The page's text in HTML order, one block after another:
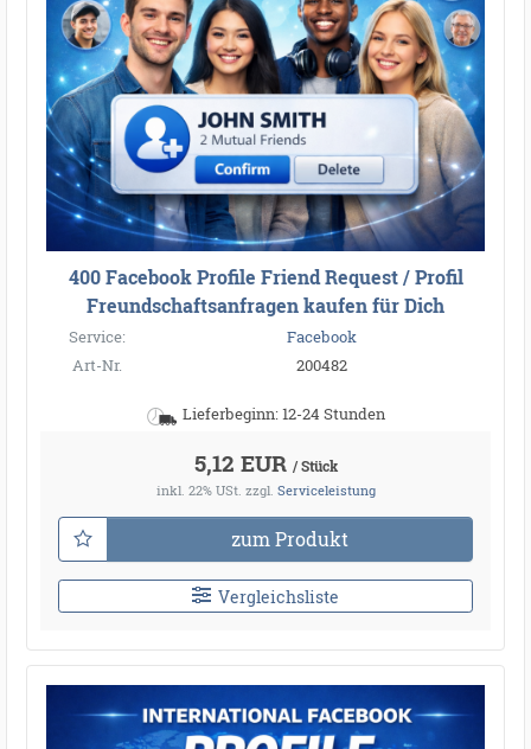
400 Facebook Profile Friend Request / Profil
Freundschaftsanfragen kaufen für Dich
Service:
Facebook
Art-Nr.
200482
Lieferbeginn: 12-24 Stunden
5,12 EUR / Stück
inkl. 22% USt. zzgl. Serviceleistung
zum Produkt
Vergleichsliste